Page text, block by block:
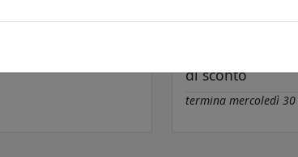
oggetti di uso
Una famiglia
cristallo
di sconto
termina mercoledì